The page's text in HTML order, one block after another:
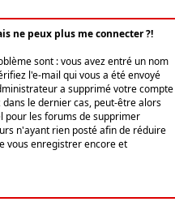
ne peux plus me connecter ?!
sont : vous avez entré un nom
l'e-mail qui vous a été envoyé
a supprimé votre compte
le dernier cas, peut-être alors
pour les forums de supprimer
n'ayant rien posté afin de réduire
vous enregistrer encore et